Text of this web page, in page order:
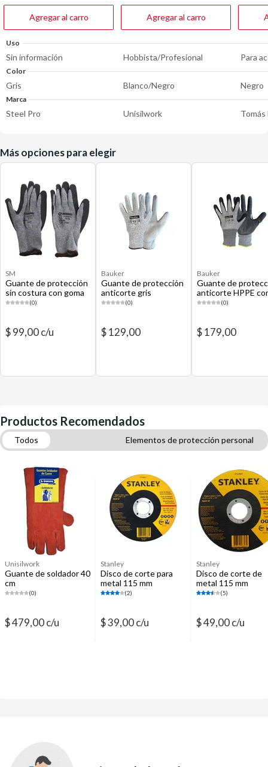
Agregar al carro Agregar al carro
Uso
Sin información Hobbista/Profesional Para
Color
Gris Blanco/Negro Negro
Marca
Steel Pro Unisilwork
Más opciones para elegir
SM
Guante de protección
sin costura con goma
(0)
$ 99,00 c/u
Bauker
Guante de protección
anticorte gris
(0)
$ 129,00
Bauker
Guante de
anticorte HPPE
nitrilo (0)
$ 179,00
Productos Recomendados
Todos
Elementos de protección personal
Pilas, baterías y cargadores
Brochas y pinceles
Aromatizadores para autos
Fijaciones y adhesivos
Herramientas de medición y trazado
Unisilwork
Guante de soldador 40
cm
(0)
$ 479,00 c/u
Stanley
Disco de corte para
metal 115 mm
(2)
$ 39,00 c/u
Stanley
Disco de corte de
metal 115 mm
(5)
$ 49,00 c/u